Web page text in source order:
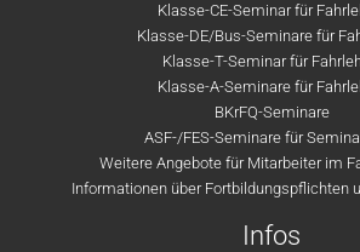
Klasse-CE-Seminar für
Klasse-DE/Bus-Seminare für
Klasse-T-Seminar für
Klasse-A-Seminare für
BKrFQ-Seminare
ASF-/FES-Seminare für
Weitere Angebote für Mitarbeiter im
Informationen über Fortbildungspflichten
Infos